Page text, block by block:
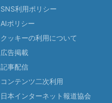
SNS利用ポリシー
AIポリシー
クッキーの利用について
広告掲載
記事配信
コンテンツ二次利用
日本インターネット報道協会